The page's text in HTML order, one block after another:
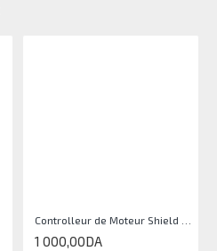
1 000,00DA